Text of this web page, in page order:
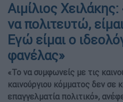
Αιμίλιος
να πολιτευτώ,
Εγώ είμαι ο
φανέλας»
«Το να συμφωνείς με τις
καινούργιου κόμματος δεν σε
επαγγελματία πολιτικό»,